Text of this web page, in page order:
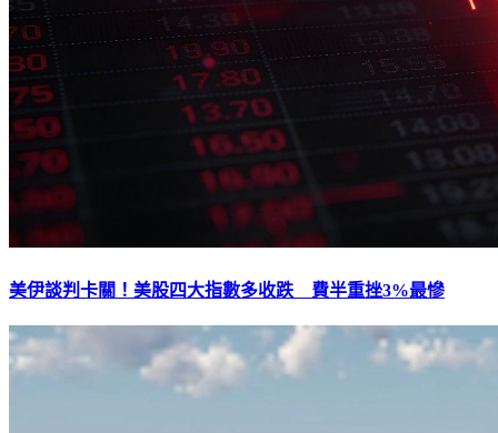
美伊談判卡關！美股四大指數多收跌 費半重挫3%最慘